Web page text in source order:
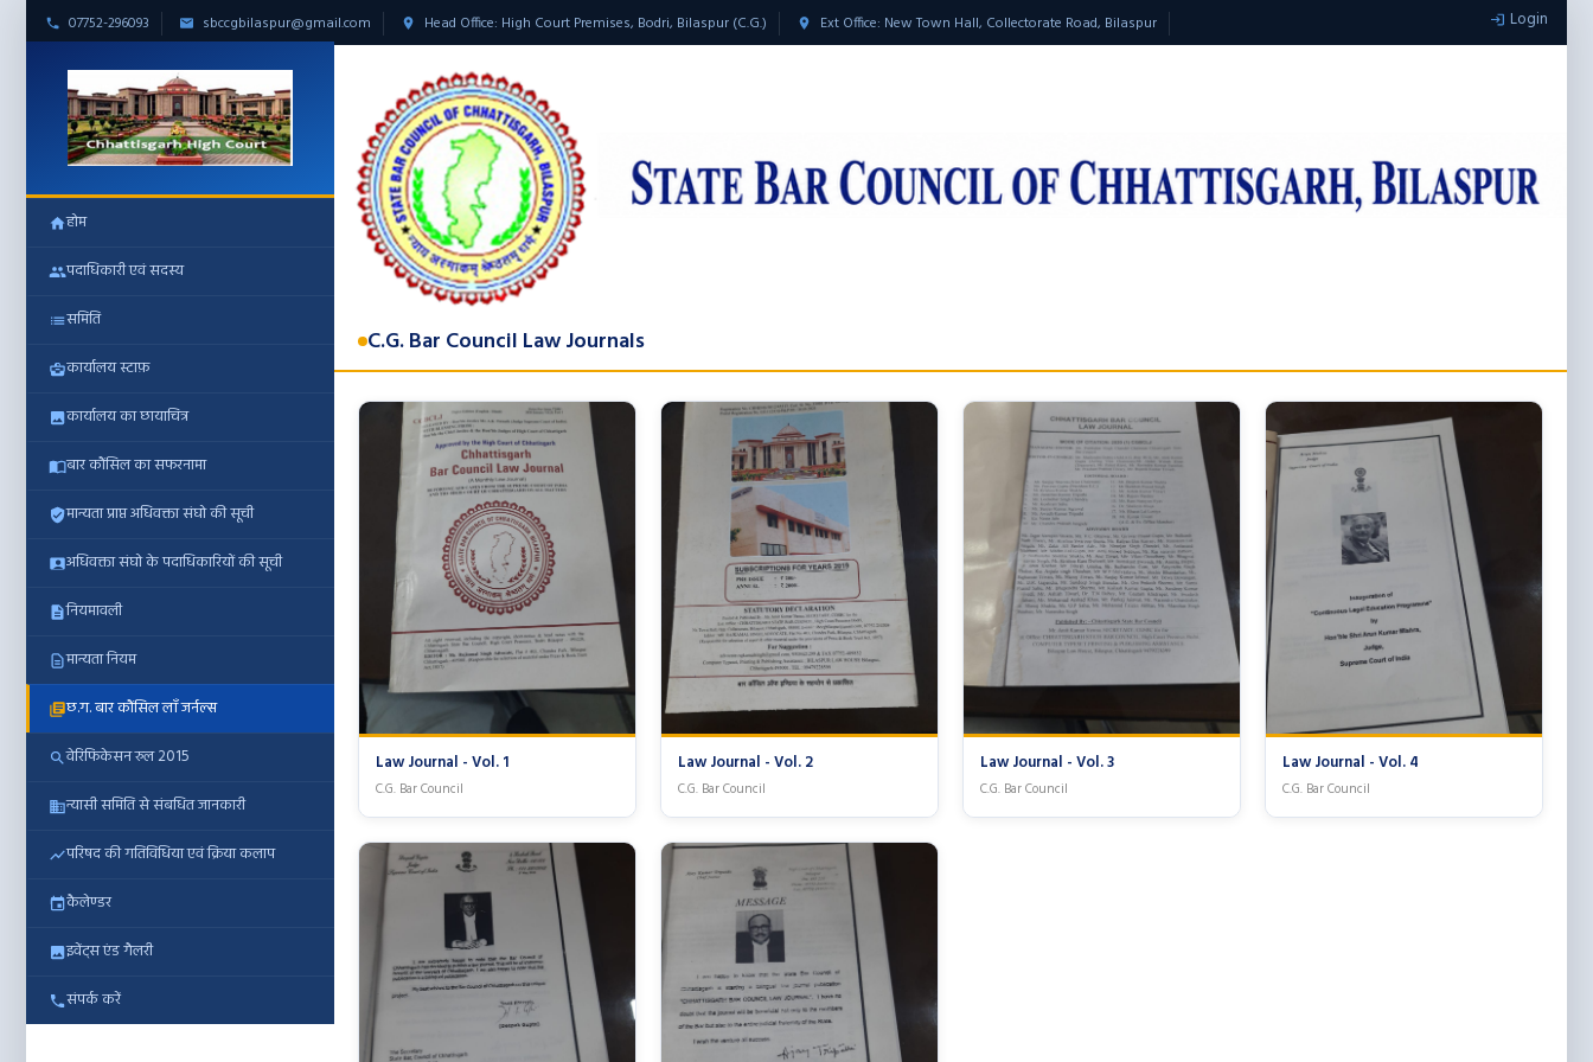
07752-296093 sbccgbilaspur@gmail.com Head Office: High Court Premises, Bodri, Bilaspur (C.G.) Ext Office: New Town Hall, Collectorate Road, Bilaspur Login
होम
पदाधिकारी एवं सदस्य
समिति
कार्यालय स्टाफ़
कार्यालय का छायाचित्र
बार कौंसिल का सफरनामा
मान्यता प्राप्त अधिवक्ता संघो की सूची
अधिवक्ता संघो के पदाधिकारियों की सूची
नियमावली
मान्यता नियम
छ.ग. बार कौंसिल लॉं जर्नल्स
वेरिफिकेसन रुल 2015
न्यासी समिति से संबधित जानकारी
परिषद की गतिविधिया एवं क्रिया कलाप
कैलेण्डर
इवेंट्स एंड गैलरी
संपर्क करें
C.G. Bar Council Law Journals
Law Journal - Vol. 1
C.G. Bar Council
Law Journal - Vol. 2
C.G. Bar Council
Law Journal - Vol. 3
C.G. Bar Council
Law Journal - Vol. 4
C.G. Bar Council